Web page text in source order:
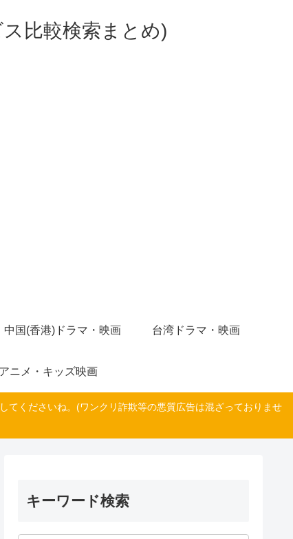
比較検索まとめ)
中国(香港)ドラマ・映画 台湾ドラマ・映画
アニメ・キッズ映画
てくださいね。(ワンクリ詐欺等の悪質広告は混ざっておりませ
キーワード検索